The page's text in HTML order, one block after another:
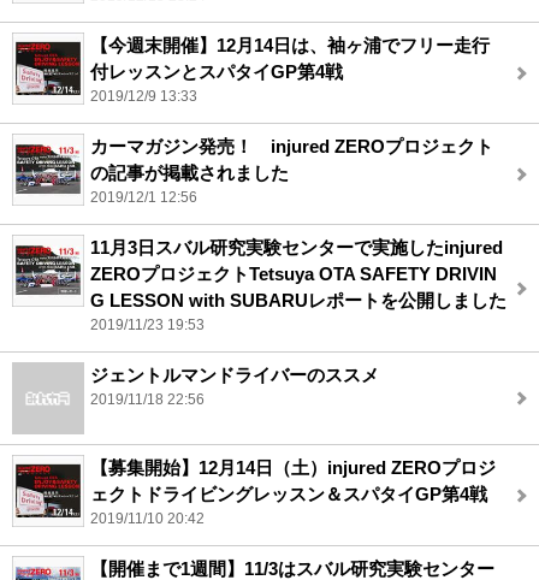
【今週末開催】12月14日は、袖ヶ浦でフリー走行
付レッスンとスパタイGP第4戦
2019/12/9 13:33
カーマガジン発売！ injured ZEROプロジェクト
の記事が掲載されました
2019/12/1 12:56
11月3日スバル研究実験センターで実施したinjured
ZEROプロジェクトTetsuya OTA SAFETY DRIVIN
G LESSON with SUBARUレポートを公開しました
2019/11/23 19:53
ジェントルマンドライバーのススメ
2019/11/18 22:56
【募集開始】12月14日（土）injured ZEROプロジ
ェクトドライビングレッスン＆スパタイGP第4戦
2019/11/10 20:42
【開催まで1週間】11/3はスバル研究実験センター